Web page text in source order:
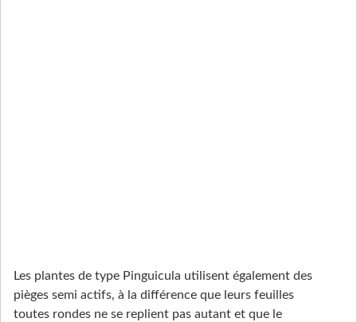
Les plantes de type Pinguicula utilisent également des
pièges semi actifs, à la différence que leurs feuilles
toutes rondes ne se replient pas autant et que le